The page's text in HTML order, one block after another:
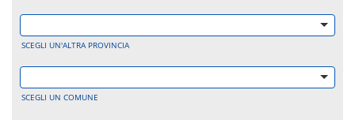
SCEGLI UN'ALTRA PROVINCIA
SCEGLI UN COMUNE